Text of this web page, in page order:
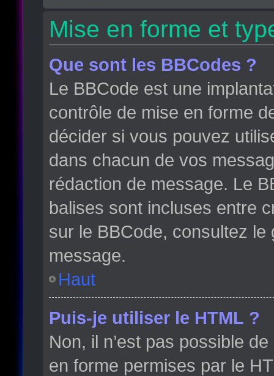
Mise en forme et
Que sont les BBCodes ?
Le BBCode est une
contrôle de mise en forme
décider si vous pouvez
dans chacun de vos
rédaction de message. Le
balises sont incluses entre
sur le BBCode, consultez
message.
Haut
Puis-je utiliser le HTML ?
Non, il n’est pas possible
en forme permises par le